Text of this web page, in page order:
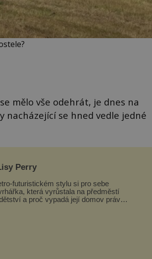
mělo vše odehrát, je dnes na
nacházející se hned vedle jedné
Perry
futuristickém stylu si pro sebe
která vyrůstala na předměstí
a proč vypadá její domov právě